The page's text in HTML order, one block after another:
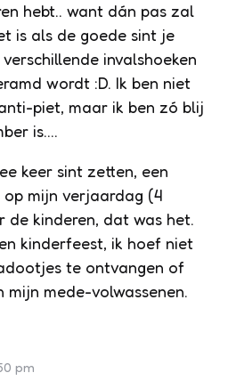
hebt.. want dán pas zal
is als de goede sint je
invalshoeken
wordt :D. Ik ben niet
piet, maar ik ben zó blij
is….
keer sint zetten, een
mijn verjaardag (4
de kinderen, dat was het.
kinderfeest, ik hoef niet
te ontvangen of
mede-volwassenen.
pm